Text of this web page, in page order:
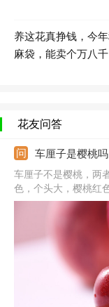
养这花真挣钱，今
麻袋，能卖个万八千
花友问答
车厘子是樱桃吗
车厘子不是樱桃，两
色，个头大，樱桃红
看，车厘子甜美、细
看，车厘子的原产地
格上看，车厘子是进